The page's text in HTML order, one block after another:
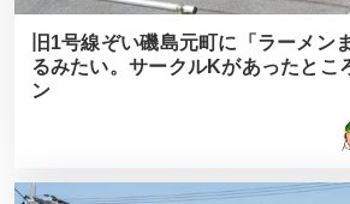
旧1号線ぞい磯島元町に「ラーメン
るみたい。サークルKがあったとこ
ン